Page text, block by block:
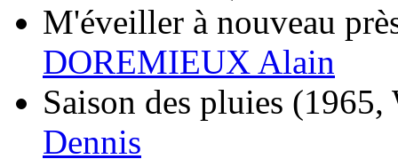
M'éveiller à nouveau
DOREMIEUX Alain
Saison des pluies (1965,
Dennis